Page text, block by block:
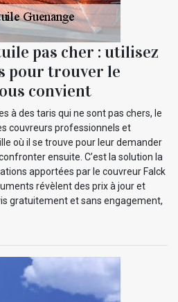
pas cher : utilisez
pour trouver le
convient
à des taris qui ne sont pas chers, le
couvreurs professionnels et
où il se trouve pour leur demander
ensuite. C’est la solution la
apportées par le couvreur Falck
révèlent des prix à jour et
gratuitement et sans engagement,